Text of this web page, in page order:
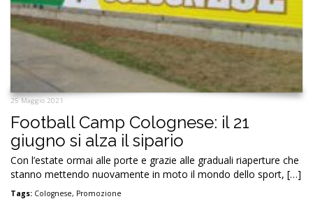
25 Maggio 2021
Football Camp Colognese: il 21
giugno si alza il sipario
Con l’estate ormai alle porte e grazie alle graduali riaperture che
stanno mettendo nuovamente in moto il mondo dello sport, […]
Tags: Colognese, Promozione